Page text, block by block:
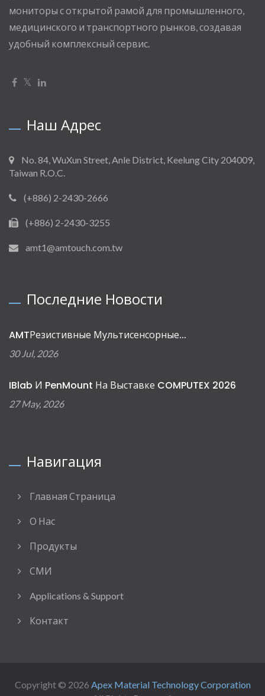
мониторы с открытой рамой для промышленного,
медицинского и транспортного рынков, создавая
удобный комплексный сервис.
Наш Адрес
No. 84, WuXun Street, Anle District, Keelung City 204009,
Taiwan R.O.C.
(+886) 2-2430-2666
(+886) 2-2430-3255
amt1@amtouch.com.tw
Последние Новости
AMTРезистивные Мультисенсорные...
30 Jul, 2026
IBlab И PenMount На Выставке COMPUTEX 2026
27 May, 2026
Навигация
Главная Страница
О Нас
Продукты
СМИ
Applications & Support
Контакт
Copyright © 2026 Apex Material Technology Corporation